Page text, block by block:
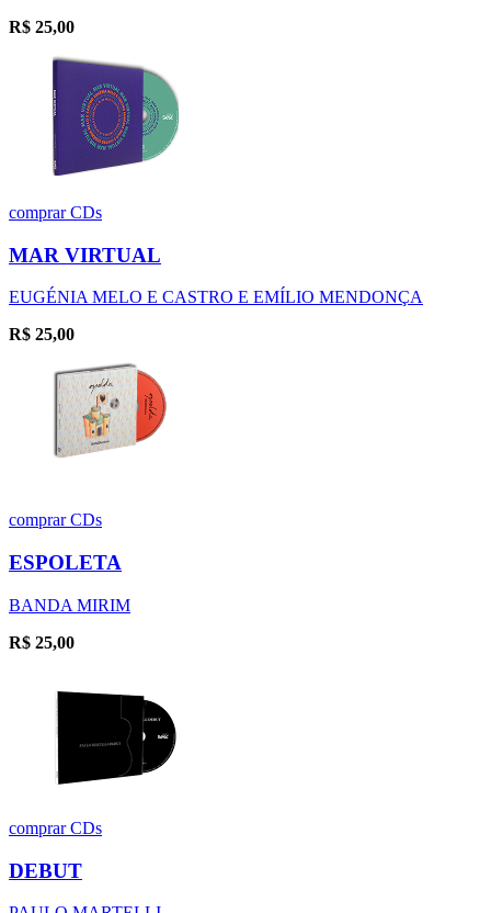
R$ 25,00
comprarCDs
MAR VIRTUAL
EUGÉNIA MELO E CASTRO E EMÍLIO MENDONÇA
R$ 25,00
comprarCDs
ESPOLETA
BANDA MIRIM
R$ 25,00
comprarCDs
DEBUT